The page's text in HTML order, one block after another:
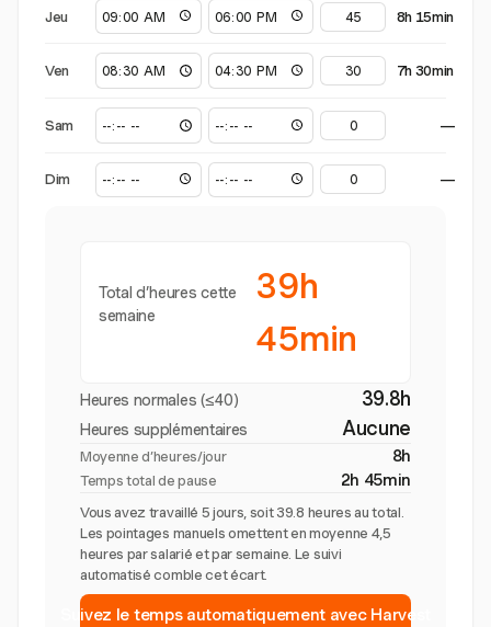
Jeu 8h 15min
Ven 7h 30min
Sam —
Dim —
Total d’heures cette
semaine
39h
45min
Heures normales (≤40) 39.8h
Heures supplémentaires Aucune
Moyenne d’heures/jour 8h
Temps total de pause 2h 45min
Vous avez travaillé 5 jours, soit 39.8 heures au total.
Les pointages manuels omettent en moyenne 4,5
heures par salarié et par semaine. Le suivi
automatisé comble cet écart.
Suivez le temps automatiquement avec Harvest